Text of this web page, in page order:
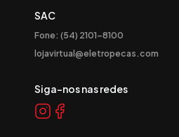
SAC
Fone: (54) 2101-8100
lojavirtual@eletropecas.com
Siga-nos nas redes